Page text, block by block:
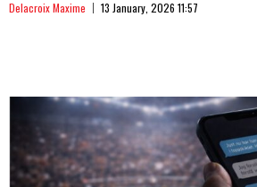
Delacroix Maxime 13 January, 2026 11:57